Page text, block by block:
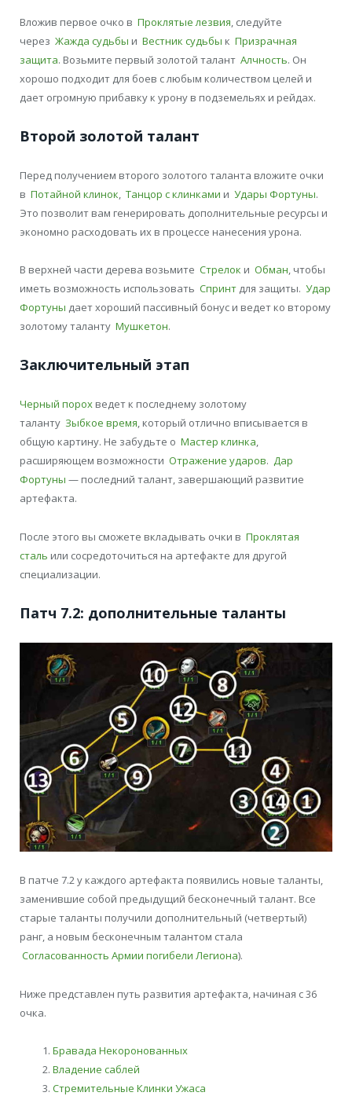
Вложив первое очко в Проклятые лезвия, следуйте
через Жажда судьбы и Вестник судьбы к Призрачная
защита. Возьмите первый золотой талант Алчность. Он
хорошо подходит для боев с любым количеством целей и
дает огромную прибавку к урону в подземельях и рейдах.
Второй золотой талант
Перед получением второго золотого таланта вложите очки
в Потайной клинок, Танцор с клинками и Удары Фортуны.
Это позволит вам генерировать дополнительные ресурсы и
экономно расходовать их в процессе нанесения урона.
В верхней части дерева возьмите Стрелок и Обман, чтобы
иметь возможность использовать Спринт для защиты. Удар
Фортуны дает хороший пассивный бонус и ведет ко второму
золотому таланту Мушкетон.
Заключительный этап
Черный порох ведет к последнему золотому
таланту Зыбкое время, который отлично вписывается в
общую картину. Не забудьте о Мастер клинка,
расширяющем возможности Отражение ударов. Дар
Фортуны — последний талант, завершающий развитие
артефакта.
После этого вы сможете вкладывать очки в Проклятая
сталь или сосредоточиться на артефакте для другой
специализации.
Патч 7.2: дополнительные таланты
В патче 7.2 у каждого артефакта появились новые таланты,
заменившие собой предыдущий бесконечный талант. Все
старые таланты получили дополнительный (четвертый)
ранг, а новым бесконечным талантом стала
Согласованность Армии погибели Легиона).
Ниже представлен путь развития артефакта, начиная с 36
очка.
Бравада Некоронованных
Владение саблей
Стремительные Клинки Ужаса